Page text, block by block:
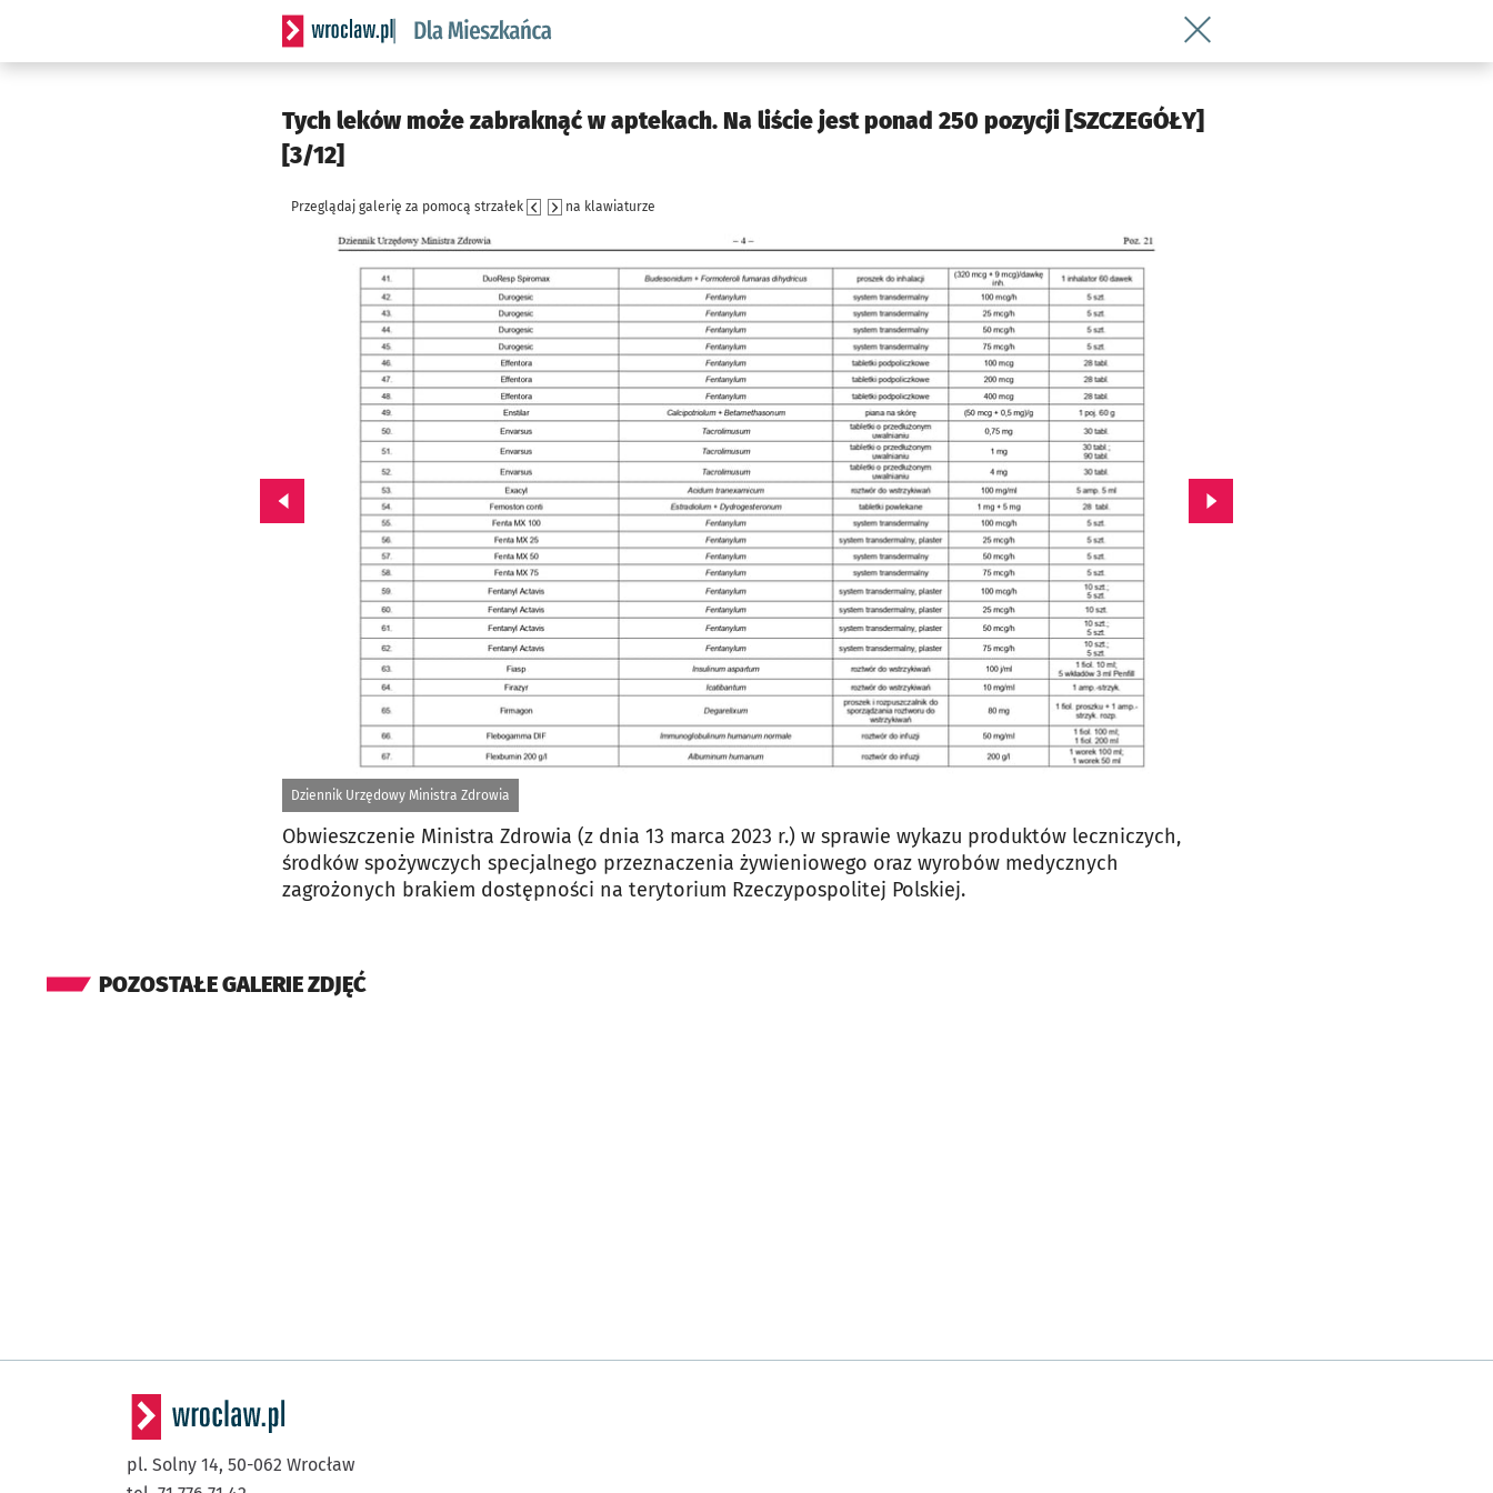
Serwis informacyjny wroclaw.pl podserwis: Dla mieszkańca
Wróć do artykułu Tych leków może
Tych leków może zabraknąć w aptekach. Na liście jest ponad 250 pozycji [SZCZEGÓŁY]
[3/12]
Dziennik Urzędowy Ministra Zdrowia
Przeglądaj galerię za pomocą strzałek na klawiaturze
Przejdź do poprzedniego zdjęcia. Przejdź do kolejnego zdjęcia.
Obwieszczenie Ministra Zdrowia (z dnia 13 marca 2023 r.) w sprawie wykazu produktów leczniczych,
środków spożywczych specjalnego przeznaczenia żywieniowego oraz wyrobów medycznych
zagrożonych brakiem dostępności na terytorium Rzeczypospolitej Polskiej.
POZOSTAŁE GALERIE ZDJĘĆ
pl. Solny 14, 50-062 Wrocław